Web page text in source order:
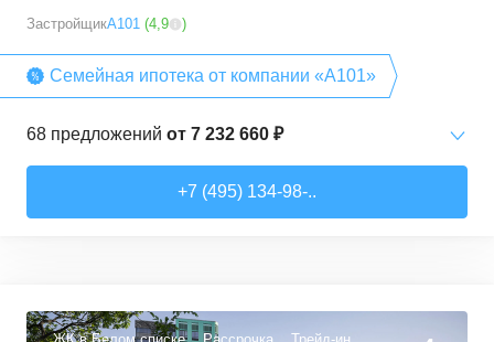
ЗастройщикА101 (4,9 )
Семейная ипотека от компании «А101»
68 предложений от 7 232 660 ₽
+7 (495) 134-98-..